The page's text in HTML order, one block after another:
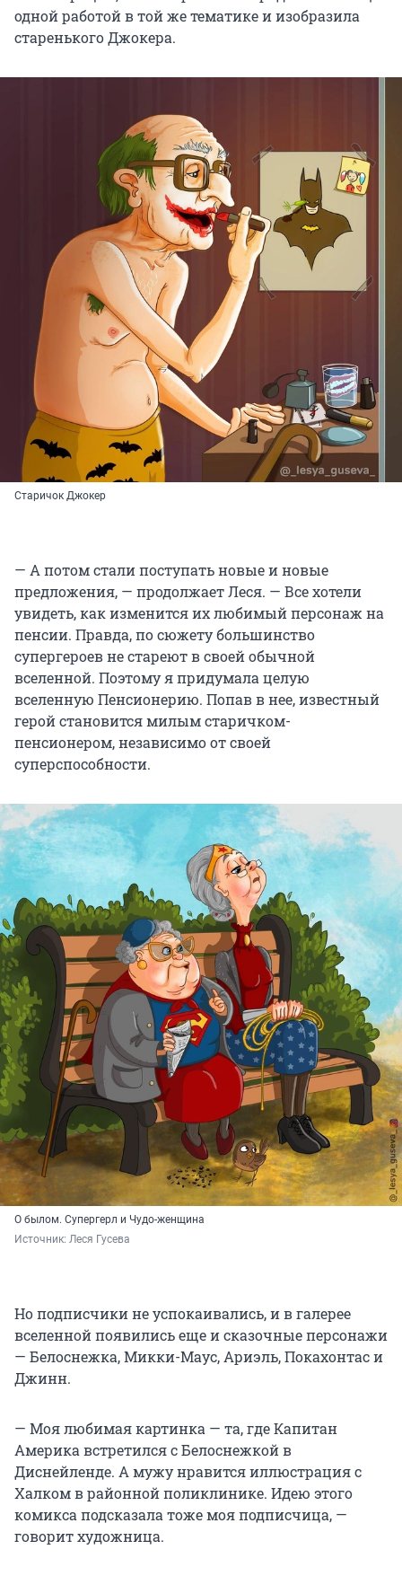
одной работой в той же тематике и изобразила
старенького Джокера.
Старичок Джокер
— А потом стали поступать новые и новые
предложения, — продолжает Леся. — Все хотели
увидеть, как изменится их любимый персонаж на
пенсии. Правда, по сюжету большинство
супергероев не стареют в своей обычной
вселенной. Поэтому я придумала целую
вселенную Пенсионерию. Попав в нее, известный
герой становится милым старичком-
пенсионером, независимо от своей
суперспособности.
О былом. Супергерл и Чудо-женщина
Источник: Леся Гусева
Но подписчики не успокаивались, и в галерее
вселенной появились еще и сказочные персонажи
— Белоснежка, Микки-Маус, Ариэль, Покахонтас и
Джинн.
— Моя любимая картинка — та, где Капитан
Америка встретился с Белоснежкой в
Диснейленде. А мужу нравится иллюстрация с
Халком в районной поликлинике. Идею этого
комикса подсказала тоже моя подписчица, —
говорит художница.